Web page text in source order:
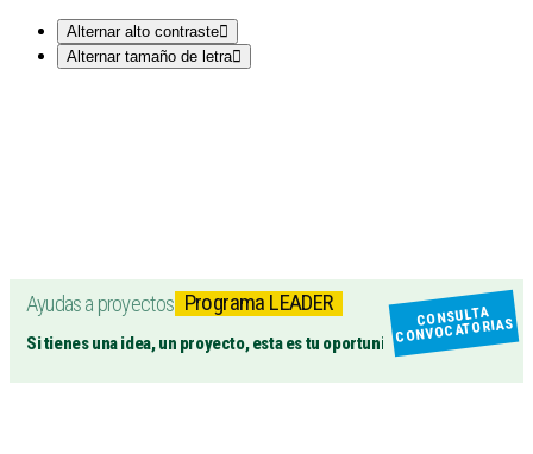
Alternar alto contraste
Alternar tamaño de letra
Ayudas a proyectos Programa LEADER
Si tienes una idea, un proyecto, esta es tu oportunidad
CONSULTA
CONVOCATORIAS